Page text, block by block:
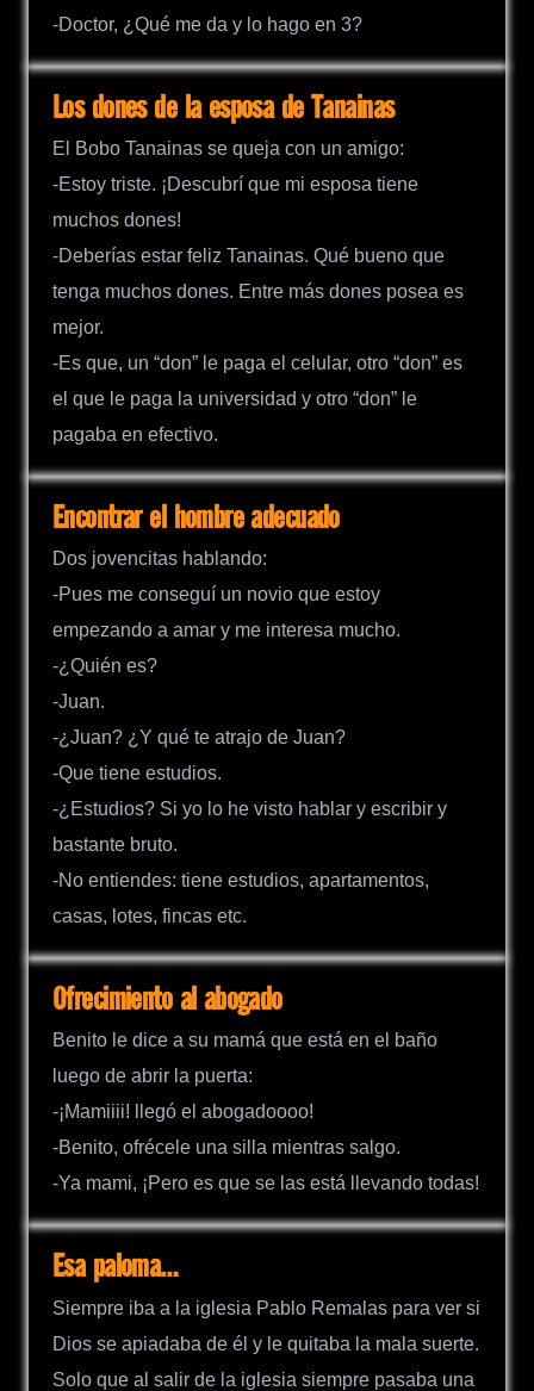
-Doctor, ¿Qué me da y lo hago en 3?
Los dones de la esposa de Tanainas
El Bobo Tanainas se queja con un amigo:
-Estoy triste. ¡Descubrí que mi esposa tiene
muchos dones!
-Deberías estar feliz Tanainas. Qué bueno que
tenga muchos dones. Entre más dones posea es
mejor.
-Es que, un “don” le paga el celular, otro “don” es
el que le paga la universidad y otro “don” le
pagaba en efectivo.
Encontrar el hombre adecuado
Dos jovencitas hablando:
-Pues me conseguí un novio que estoy
empezando a amar y me interesa mucho.
-¿Quién es?
-Juan.
-¿Juan? ¿Y qué te atrajo de Juan?
-Que tiene estudios.
-¿Estudios? Si yo lo he visto hablar y escribir y
bastante bruto.
-No entiendes: tiene estudios, apartamentos,
casas, lotes, fincas etc.
Ofrecimiento al abogado
Benito le dice a su mamá que está en el baño
luego de abrir la puerta:
-¡Mamiiii! llegó el abogadoooo!
-Benito, ofrécele una silla mientras salgo.
-Ya mami, ¡Pero es que se las está llevando todas!
Esa paloma…
Siempre iba a la iglesia Pablo Remalas para ver si
Dios se apiadaba de él y le quitaba la mala suerte.
Solo que al salir de la iglesia siempre pasaba una